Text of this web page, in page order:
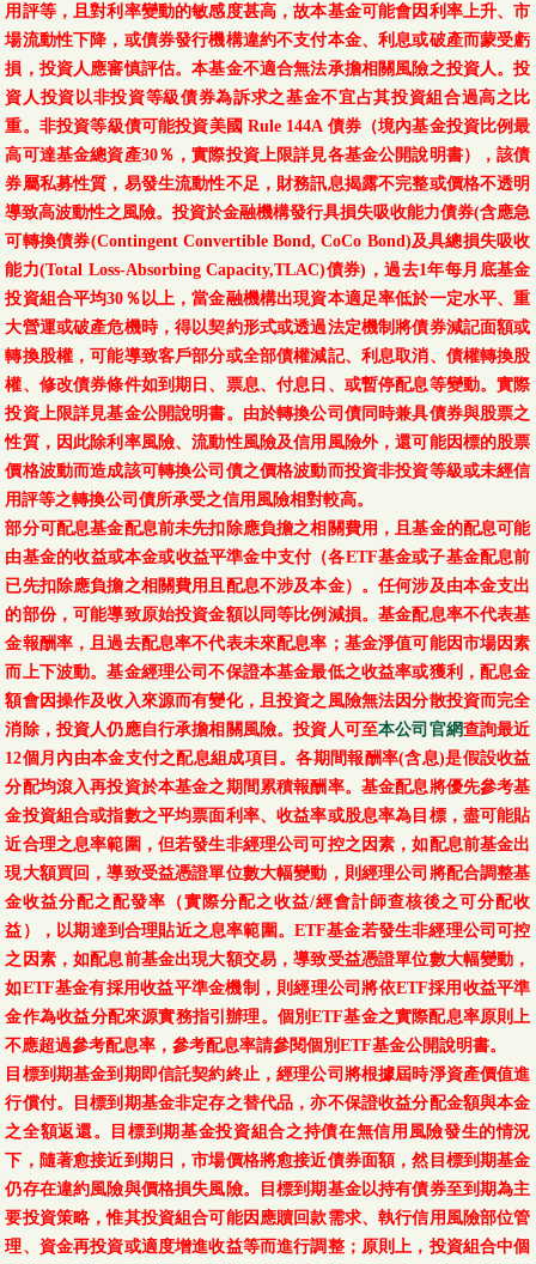
用評等，且對利率變動的敏感度甚高，故本基金可能會因利率上升、市
場流動性下降，或債券發行機構違約不支付本金、利息或破產而蒙受虧
損，投資人應審慎評估。本基金不適合無法承擔相關風險之投資人。投
資人投資以非投資等級債券為訴求之基金不宜占其投資組合過高之比
重。非投資等級債可能投資美國 Rule 144A 債券（境內基金投資比例最
高可達基金總資產30％，實際投資上限詳見各基金公開說明書），該債
券屬私募性質，易發生流動性不足，財務訊息揭露不完整或價格不透明
導致高波動性之風險。投資於金融機構發行具損失吸收能力債券(含應急
可轉換債券(Contingent Convertible Bond, CoCo Bond)及具總損失吸收
能力(Total Loss-Absorbing Capacity,TLAC)債券)，過去1年每月底基金
投資組合平均30％以上，當金融機構出現資本適足率低於一定水平、重
大營運或破產危機時，得以契約形式或透過法定機制將債券減記面額或
轉換股權，可能導致客戶部分或全部債權減記、利息取消、債權轉換股
權、修改債券條件如到期日、票息、付息日、或暫停配息等變動。實際
投資上限詳見基金公開說明書。由於轉換公司債同時兼具債券與股票之
性質，因此除利率風險、流動性風險及信用風險外，還可能因標的股票
價格波動而造成該可轉換公司債之價格波動而投資非投資等級或未經信
用評等之轉換公司債所承受之信用風險相對較高。
部分可配息基金配息前未先扣除應負擔之相關費用，且基金的配息可能
由基金的收益或本金或收益平準金中支付（各ETF基金或子基金配息前
已先扣除應負擔之相關費用且配息不涉及本金）。任何涉及由本金支出
的部份，可能導致原始投資金額以同等比例減損。基金配息率不代表基
金報酬率，且過去配息率不代表未來配息率；基金淨值可能因市場因素
而上下波動。基金經理公司不保證本基金最低之收益率或獲利，配息金
額會因操作及收入來源而有變化，且投資之風險無法因分散投資而完全
消除，投資人仍應自行承擔相關風險。投資人可至本公司官網查詢最近
12個月內由本金支付之配息組成項目。各期間報酬率(含息)是假設收益
分配均滾入再投資於本基金之期間累積報酬率。基金配息將優先參考基
金投資組合或指數之平均票面利率、收益率或股息率為目標，盡可能貼
近合理之息率範圍，但若發生非經理公司可控之因素，如配息前基金出
現大額買回，導致受益憑證單位數大幅變動，則經理公司將配合調整基
金收益分配之配發率（實際分配之收益/經會計師查核後之可分配收
益），以期達到合理貼近之息率範圍。ETF基金若發生非經理公司可控
之因素，如配息前基金出現大額交易，導致受益憑證單位數大幅變動，
如ETF基金有採用收益平準金機制，則經理公司將依ETF採用收益平準
金作為收益分配來源實務指引辦理。個別ETF基金之實際配息率原則上
不應超過參考配息率，參考配息率請參閱個別ETF基金公開說明書。
目標到期基金到期即信託契約終止，經理公司將根據屆時淨資產價值進
行償付。目標到期基金非定存之替代品，亦不保證收益分配金額與本金
之全額返還。目標到期基金投資組合之持債在無信用風險發生的情況
下，隨著愈接近到期日，市場價格將愈接近債券面額，然目標到期基金
仍存在違約風險與價格損失風險。目標到期基金以持有債券至到期為主
要投資策略，惟其投資組合可能因應贖回款需求、執行信用風險部位管
理、資金再投資或適度增進收益等而進行調整；原則上，投資組合中個